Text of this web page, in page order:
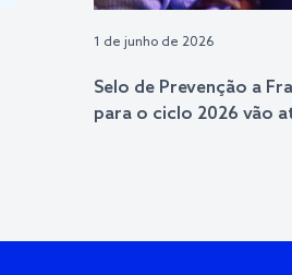
1 de junho de 2026
Selo de Prevenção a
para o ciclo 2026 vão